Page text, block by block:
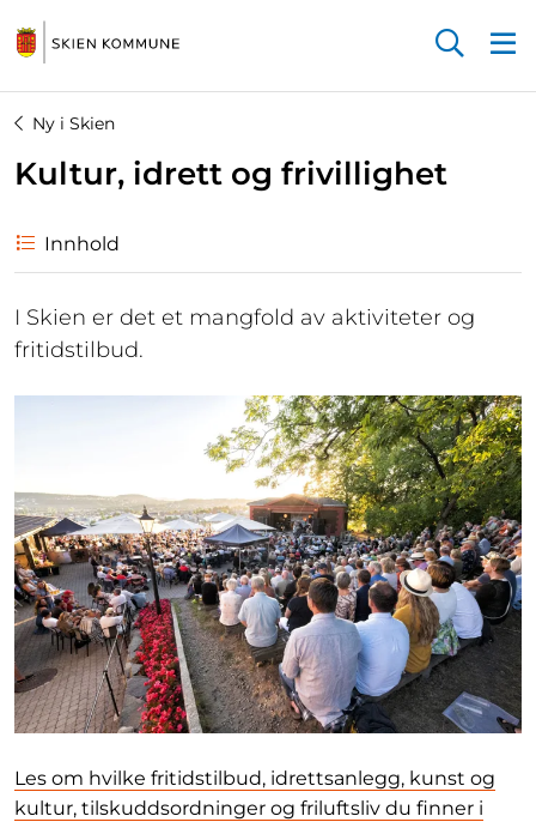
Ny i Skien
Kultur, idrett og frivillighet
Innhold
I Skien er det et mangfold av aktiviteter og
fritidstilbud.
Les om hvilke fritidstilbud, idrettsanlegg, kunst og
kultur, tilskuddsordninger og friluftsliv du finner i